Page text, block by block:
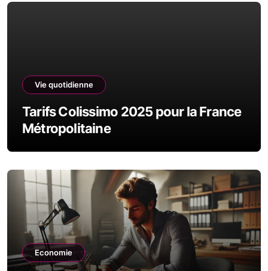
Vie quotidienne
Tarifs Colissimo 2025 pour la France
Métropolitaine
Economie